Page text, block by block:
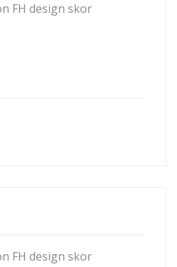
FH design skor
FH design skor